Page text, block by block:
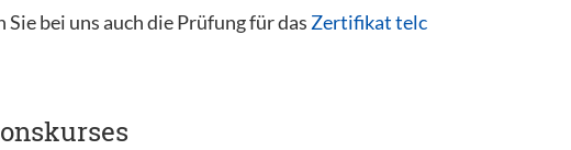
bei uns auch die Prüfung für das Zertifikat telc